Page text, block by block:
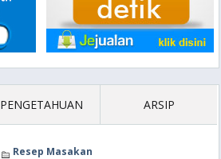
PENGETAHUAN ARSIP
Resep Masakan